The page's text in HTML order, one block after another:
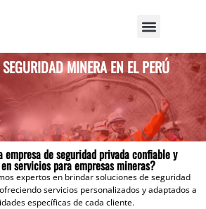
MINERA EN EL PERÚ
empresa de seguridad privada confiable y
servicios para empresas mineras?
expertos en brindar soluciones de seguridad
servicios personalizados y adaptados a
específicas de cada cliente.